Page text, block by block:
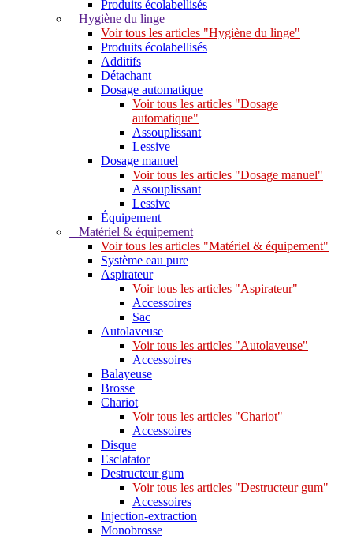
Produits écolabellisés
Hygiène du linge
Voir tous les articles "Hygiène du linge"
Produits écolabellisés
Additifs
Détachant
Dosage automatique
Voir tous les articles "Dosage
automatique"
Assouplissant
Lessive
Dosage manuel
Voir tous les articles "Dosage manuel"
Assouplissant
Lessive
Équipement
Matériel & équipement
Voir tous les articles "Matériel & équipement"
Système eau pure
Aspirateur
Voir tous les articles "Aspirateur"
Accessoires
Sac
Autolaveuse
Voir tous les articles "Autolaveuse"
Accessoires
Balayeuse
Brosse
Chariot
Voir tous les articles "Chariot"
Accessoires
Disque
Esclatator
Destructeur gum
Voir tous les articles "Destructeur gum"
Accessoires
Injection-extraction
Monobrosse